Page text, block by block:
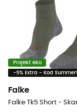
Projekt eko
-5% Extra - Kod
Falke